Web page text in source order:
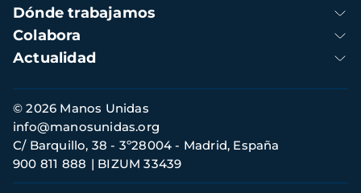
Dónde trabajamos
Colabora
Actualidad
Información
de
contacto
© 2026 Manos Unidas
C/ Barquillo, 38 - 3º28004 - Madrid, España
900 811 888
BIZUM 33439
info@manosunidas.org